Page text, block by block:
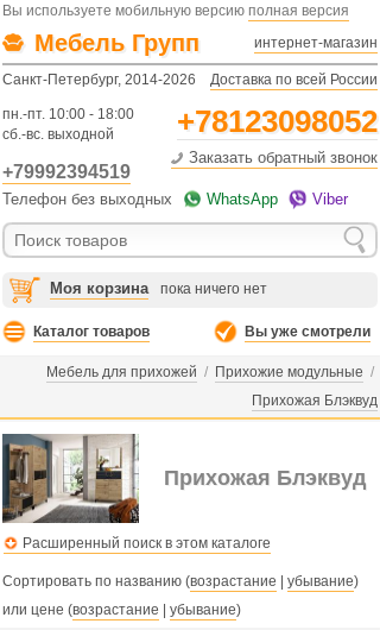
Вы используете мобильную версию полная версия
Мебель Групп интернет-магазин
Санкт-Петербург, 2014-2026 Доставка по всей России
пн.-пт. 10:00 - 18:00
сб.-вс. выходной
+78123098052
+79992394519
Заказать обратный звонок
Телефон без выходных WhatsApp Viber
Моя корзина пока ничего нет
Каталог товаров Вы уже смотрели
Мебель для прихожей / Прихожие модульные /
Прихожая Блэквуд
Прихожая Блэквуд
Расширенный поиск в этом каталоге
Сортировать по названию (возрастание убывание)
или цене (возрастание убывание)